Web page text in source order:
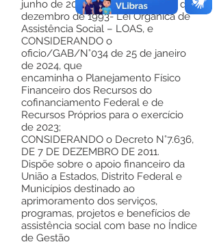
junho de 2019, e lei n°8.742 de 07 de
dezembro de 1993- Lei Orgânica de
Assistência Social – LOAS, e
CONSIDERANDO o
oficio/GAB/N°034 de 25 de janeiro
de 2024, que
encaminha o Planejamento Físico
Financeiro dos Recursos do
cofinanciamento Federal e de
Recursos Próprios para o exercício
de 2023;
CONSIDERANDO o Decreto N°7.636,
DE 7 DE DEZEMBRO DE 2011.
Dispõe sobre o apoio financeiro da
União a Estados, Distrito Federal e
Municípios destinado ao
aprimoramento dos serviços,
programas, projetos e benefícios de
assistência social com base no Índice
de Gestão